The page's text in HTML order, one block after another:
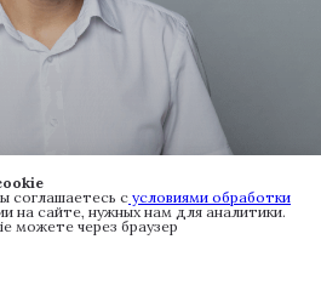
и голос Комбат-туров.
мастерства и
соглашаетесь с условиями обработки
на сайте, нужных нам для аналитики.
можете через браузер